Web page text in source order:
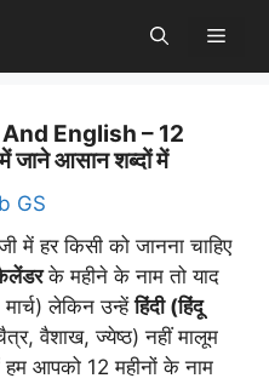
English – 12
जाने आसान शब्दों में
GS
में हर किसी को जानना चाहिए
के महीने के नाम तो याद
लेकिन उन्हेंहिंदी (हिंदू
वैशाख, ज्येष्ठ) नहीं मालूम
आपको 12 महीनों के नाम